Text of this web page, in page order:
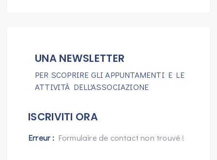
UNA NEWSLETTER
PER SCOPRIRE GLI APPUNTAMENTI E LE
ATTIVITÀ DELL'ASSOCIAZIONE
ISCRIVITI ORA
Erreur : Formulaire de contact non trouvé !